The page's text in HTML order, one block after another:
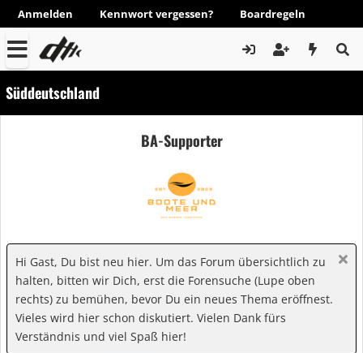
Anmelden Kennwort vergessen? Boardregeln
Süddeutschland
BA-Supporter
Hi Gast, Du bist neu hier. Um das Forum übersichtlich zu
halten, bitten wir Dich, erst die Forensuche (Lupe oben
rechts) zu bemühen, bevor Du ein neues Thema eröffnest.
Vieles wird hier schon diskutiert. Vielen Dank fürs
Verständnis und viel Spaß hier!